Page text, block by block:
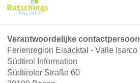
Verantwoordelijke contactpersoon
Ferienregion Eisacktal - Valle Isarco
Südtirol Information
Südtiroler Straße 60